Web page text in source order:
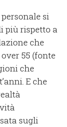
personale si
più rispetto a
che
55 (fonte
che
E che
sugli